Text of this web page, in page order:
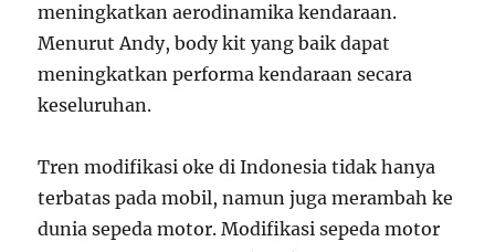
meningkatkan aerodinamika kendaraan.
Menurut Andy, body kit yang baik dapat
meningkatkan performa kendaraan secara
keseluruhan.
Tren modifikasi oke di Indonesia tidak hanya
terbatas pada mobil, namun juga merambah ke
dunia sepeda motor. Modifikasi sepeda motor